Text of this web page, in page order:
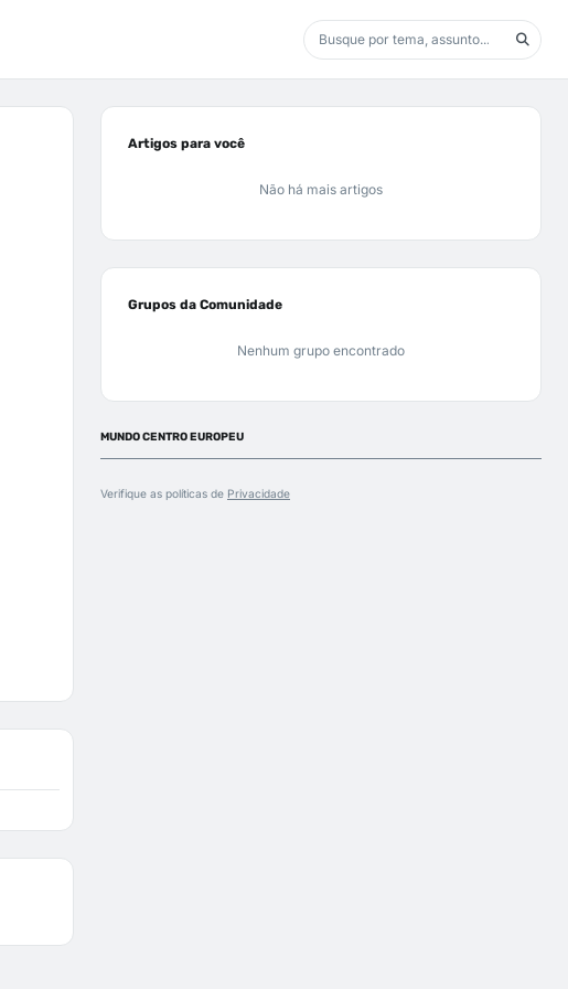
Artigos para você
Não há mais artigos
Grupos da Comunidade
Nenhum grupo encontrado
MUNDO CENTRO EUROPEU
Verifique as políticas de Privacidade